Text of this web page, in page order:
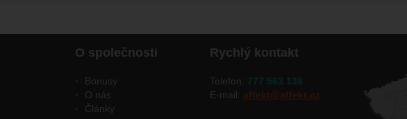
O společnosti
Bonusy
O nás
Články
Rychlý kontakt
Telefon: 777 563 138
E-mail: affekt@affekt.cz